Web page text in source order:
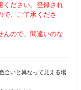
ください。登録され
で、ご了承くださ
ので、間違いのな
合いと異なって見える場